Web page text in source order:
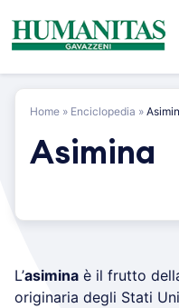
content
Home » Enciclopedia »
Asimina
L’asimina è il frutto
originaria degli Stati